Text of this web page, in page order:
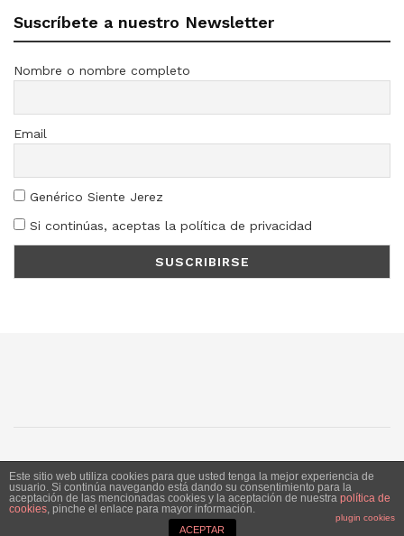
Suscríbete a nuestro Newsletter
Nombre o nombre completo
Email
Genérico Siente Jerez
Si continúas, aceptas la política de privacidad
Siente Jerez 2020. Publicación bajo licencia CC
Este sitio web utiliza cookies para que usted tenga la mejor experiencia de
usuario. Si continúa navegando está dando su consentimiento para la
aceptación de las mencionadas cookies y la aceptación de nuestra política de
cookies, pinche el enlace para mayor información.
plugin cookies
ACEPTAR